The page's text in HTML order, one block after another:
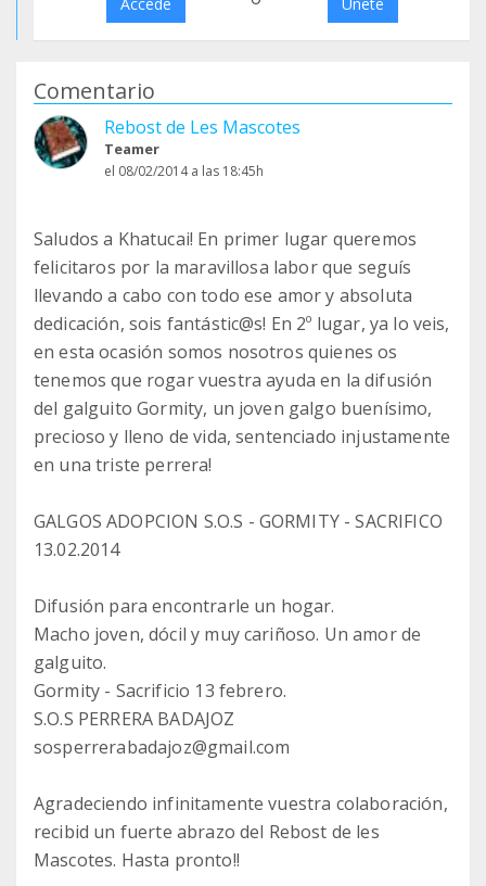
Comentario
Rebost de Les Mascotes
Teamer
el 08/02/2014 a las 18:45h
Saludos a Khatucai! En primer lugar queremos
felicitaros por la maravillosa labor que seguís
llevando a cabo con todo ese amor y absoluta
dedicación, sois fantástic@s! En 2º lugar, ya lo veis,
en esta ocasión somos nosotros quienes os
tenemos que rogar vuestra ayuda en la difusión
del galguito Gormity, un joven galgo buenísimo,
precioso y lleno de vida, sentenciado injustamente
en una triste perrera!
GALGOS ADOPCION S.O.S - GORMITY - SACRIFICO
13.02.2014
Difusión para encontrarle un hogar.
Macho joven, dócil y muy cariñoso. Un amor de
galguito.
Gormity - Sacrificio 13 febrero.
S.O.S PERRERA BADAJOZ
sosperrerabadajoz@gmail.com
Agradeciendo infinitamente vuestra colaboración,
recibid un fuerte abrazo del Rebost de les
Mascotes. Hasta pronto!!